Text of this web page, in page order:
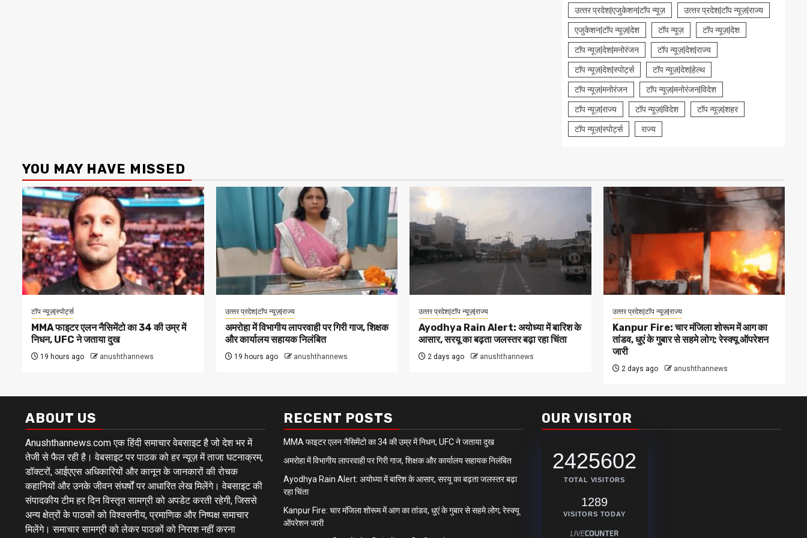
उत्‍तर प्रदेश|एजुकेशन|टॉप न्यूज़ उत्‍तर प्रदेश|टॉप न्यूज़|राज्य
एजुकेशन|टॉप न्यूज़|देश टॉप न्यूज़ टॉप न्यूज़|देश
टॉप न्यूज़|देश|मनोरंजन टॉप न्यूज़|देश|राज्य
टॉप न्यूज़|देश|स्पोर्ट्स टॉप न्यूज़|देश|हेल्थ
टॉप न्यूज़|मनोरंजन टॉप न्यूज़|मनोरंजन|विदेश
टॉप न्यूज़|राज्य टॉप न्यूज़|विदेश टॉप न्यूज़|शहर
टॉप न्यूज़|स्पोर्ट्स राज्य
YOU MAY HAVE MISSED
टॉप न्यूज़|स्पोर्ट्स
MMA फाइटर एलन नैसिमेंटो का 34 की उम्र में
निधन, UFC ने जताया दुख
19 hours ago anushthannews
उत्‍तर प्रदेश|टॉप न्यूज़|राज्य
अमरोहा में विभागीय लापरवाही पर गिरी गाज, शिक्षक
और कार्यालय सहायक निलंबित
19 hours ago anushthannews
उत्‍तर प्रदेश|टॉप न्यूज़|राज्य
Ayodhya Rain Alert: अयोध्या में बारिश के
आसार, सरयू का बढ़ता जलस्तर बढ़ा रहा चिंता
2 days ago anushthannews
उत्‍तर प्रदेश|टॉप न्यूज़|राज्य
Kanpur Fire: चार मंजिला शोरूम में आग का
तांडव, धुएं के गुबार से सहमे लोग; रेस्क्यू ऑपरेशन
जारी
2 days ago anushthannews
ABOUT US
Anushthannews.com एक हिंदी समाचार वेबसाइट है जो देश भर में
तेजी से फैल रही है। वेबसाइट पर पाठक को हर न्यूज़ में ताजा घटनाक्रम,
डॉक्टरों, आईएएस अधिकारियों और कानून के जानकारों की रोचक
कहानियों और उनके जीवन संघर्षों पर आधारित लेख मिलेंगे। वेबसाइट की
संपादकीय टीम हर दिन विस्तृत सामग्री को अपडेट करती रहेगी, जिससे
अन्य क्षेत्रों के पाठकों को विश्वसनीय, प्रमाणिक और निष्पक्ष समाचार
मिलेंगे। समाचार सामग्री को लेकर पाठकों को निराश नहीं करना
RECENT POSTS
MMA फाइटर एलन नैसिमेंटो का 34 की उम्र में निधन, UFC ने जताया दुख
अमरोहा में विभागीय लापरवाही पर गिरी गाज, शिक्षक और कार्यालय सहायक निलंबित
Ayodhya Rain Alert: अयोध्या में बारिश के आसार, सरयू का बढ़ता जलस्तर बढ़ा
रहा चिंता
Kanpur Fire: चार मंजिला शोरूम में आग का तांडव, धुएं के गुबार से सहमे लोग; रेस्क्यू
ऑपरेशन जारी
OUR VISITOR
2425602
TOTAL VISITORS
1289
VISITORS TODAY